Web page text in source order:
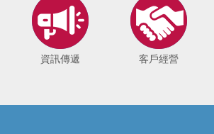
資訊傳遞 客戶經營